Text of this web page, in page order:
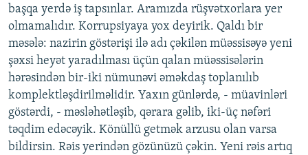
başqa yerdə iş tapsınlar. Aramızda rüşvətxorlara yer
olmamalıdır. Korrupsiyaya yox deyirik. Qaldı bir
məsələ: nazirin göstərişi ilə adı çəkilən müəssisəyə yeni
şəxsi heyət yaradılması üçün qalan müəssisələrin
hərəsindən bir-iki nümunəvi əməkdaş toplanılıb
komplektləşdirilməlidir. Yaxın günlərdə, - müavinləri
göstərdi, - məsləhətləşib, qərara gəlib, iki-üç nəfəri
təqdim edəcəyik. Könüllü getmək arzusu olan varsa
bildirsin. Rəis yerindən gözünüzü çəkin. Yeni rəis artıq